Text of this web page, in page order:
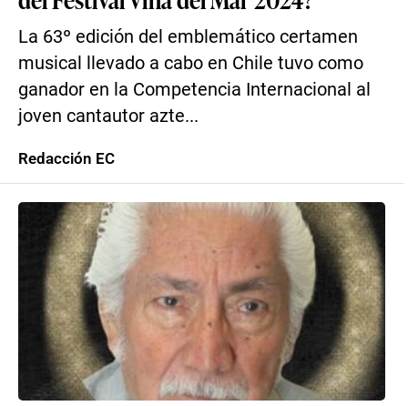
La 63º edición del emblemático certamen
musical llevado a cabo en Chile tuvo como
ganador en la Competencia Internacional al
joven cantautor azte...
Redacción EC